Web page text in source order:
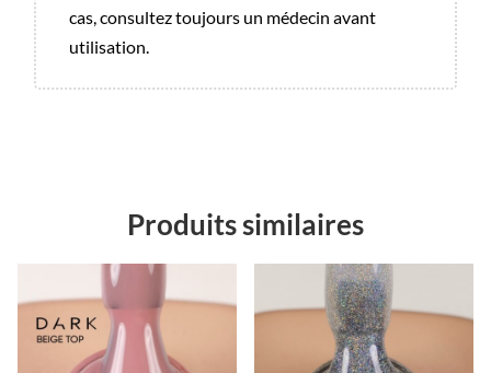
cas, consultez toujours un médecin avant
utilisation.
Produits similaires